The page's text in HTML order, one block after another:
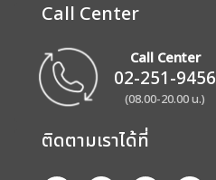
Call Center
Call Center
02-251-9456
(08.00-20.00 น.)
ติดตามเราได้ที่